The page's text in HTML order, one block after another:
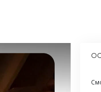
Шкала